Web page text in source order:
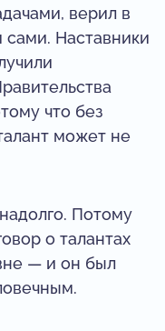
верил в
сами. Наставники
что без
может не
Потому
о талантах
— и он был